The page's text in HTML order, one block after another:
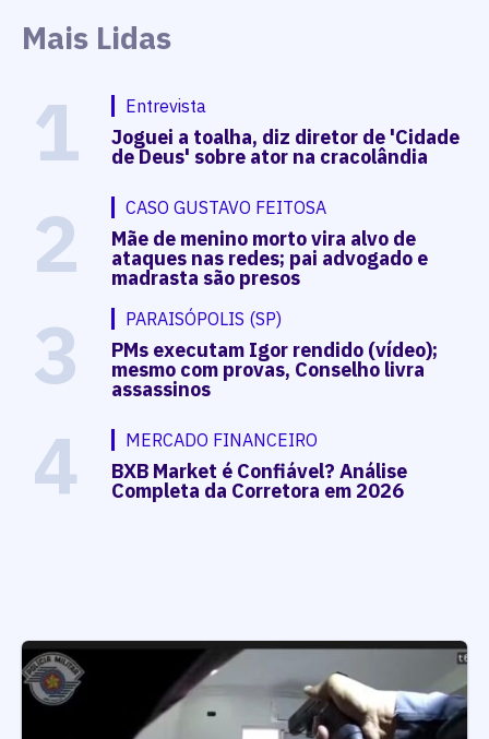
Mais Lidas
1 Entrevista
Joguei a toalha, diz diretor de 'Cidade
de Deus' sobre ator na cracolândia
2 CASO GUSTAVO FEITOSA
Mãe de menino morto vira alvo de
ataques nas redes; pai advogado e
madrasta são presos
3 PARAISÓPOLIS (SP)
PMs executam Igor rendido (vídeo);
mesmo com provas, Conselho livra
assassinos
4 MERCADO FINANCEIRO
BXB Market é Confiável? Análise
Completa da Corretora em 2026